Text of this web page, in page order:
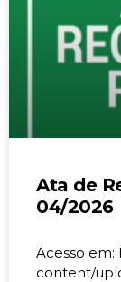
Ata de
04/2026
Acesso em:
content/